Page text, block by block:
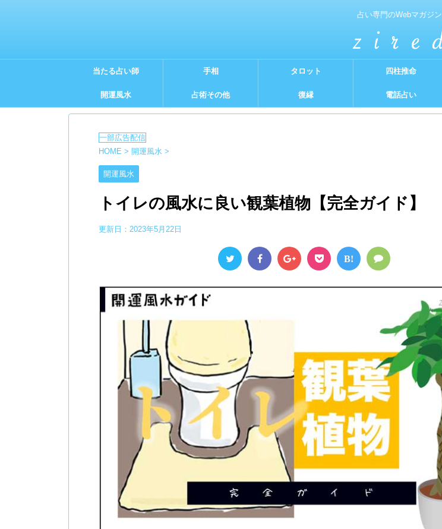
占い専門のWebマガジン
当たる占い師 手相 タロット 四柱推命
開運風水 占術その他 復縁 電話占い
HOME > 開運風水 >
開運風水
トイレの風水に良い観葉植物【完全ガイド】
更新日： 2023年5月22日
B!